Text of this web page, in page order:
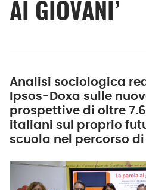
AI GIOVANI’
Analisi sociologica
Ipsos-Doxa sulle
prospettive di oltre
italiani sul proprio
scuola nel percorso